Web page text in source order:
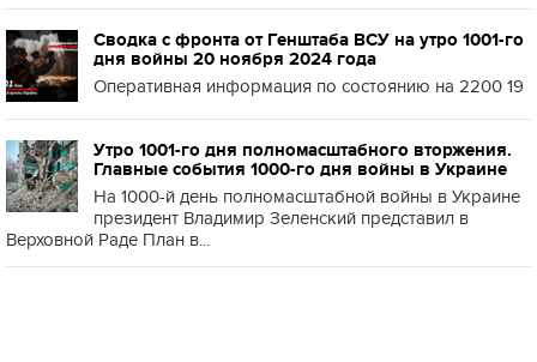
Сводка с фронта от Генштаба ВСУ на утро 1001-го
дня войны 20 ноября 2024 года
Оперативная информация по состоянию на 2200 19
Утро 1001-го дня полномасштабного вторжения.
Главные события 1000-го дня войны в Украине
На 1000-й день полномасштабной войны в Украине
президент Владимир Зеленский представил в
Верховной Раде План в...